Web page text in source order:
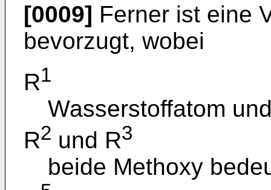
[0009] Ferner ist eine
bevorzugt, wobei
R1
Wasserstoffatom
R2 und R3
beide Methoxy